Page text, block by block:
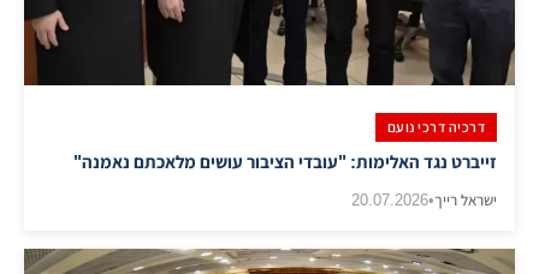
דרכיה דרכי נועם
זייברט נגד האלימות: "עובדי הציבור עושים מלאכתם נאמנה"
ישראל רייך•
20.07.2026